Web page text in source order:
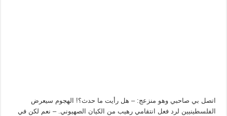
اتصل بي صاحبي وهو منزعج: – هل رأيت ما حدث؟! الهجوم سيعرض
الفلسطينيين لرد فعل انتقامي رهيب من الكيان الصهيوني. – نعم لكن في